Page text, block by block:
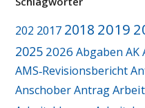
202 2017 2018 2019
2025 2026 Abgaben AK
AMS‑Revisionsbericht
Anschober Antrag Arbeit